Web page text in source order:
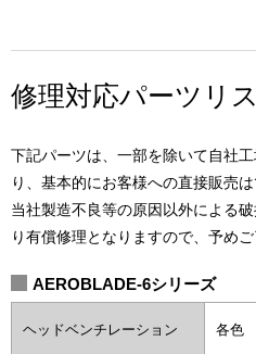
修理対応パーツリ
下記パーツは、一部を除いて自社
り、基本的にお客様への直接販売は
当社製造不良等の原因以外による
り有償修理となりますので、予めご
AEROBLADE-6シリーズ
ヘッドベンチレーション 各色